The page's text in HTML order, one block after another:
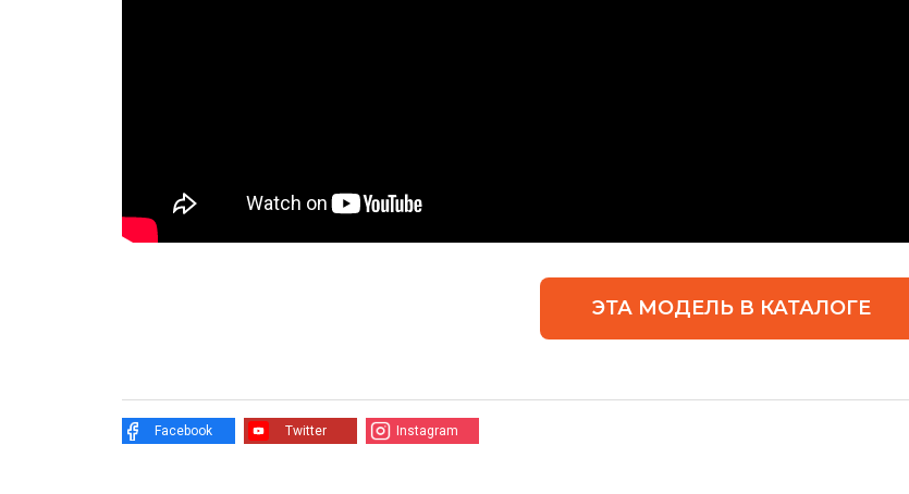
ЭТА МОДЕЛЬ В КАТАЛОГЕ
Facebook Twitter Instagram